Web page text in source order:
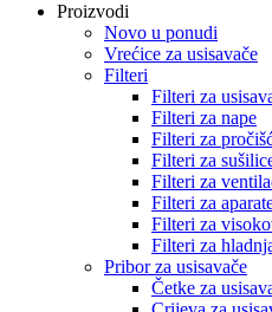
Proizvodi
Novo u ponudi
Vrećice za usisavače
Filteri
Filteri za
Filteri za nape
Filteri za
Filteri za
Filteri za
Filteri za
Filteri za
Filteri za
Pribor za usisavače
Četke za